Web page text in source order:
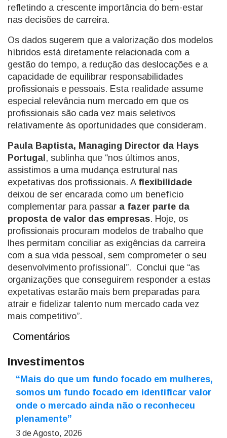
refletindo a crescente importância do bem-estar
nas decisões de carreira.
Os dados sugerem que a valorização dos modelos
híbridos está diretamente relacionada com a
gestão do tempo, a redução das deslocações e a
capacidade de equilibrar responsabilidades
profissionais e pessoais. Esta realidade assume
especial relevância num mercado em que os
profissionais são cada vez mais seletivos
relativamente às oportunidades que consideram.
Paula Baptista, Managing Director da Hays
Portugal, sublinha que “nos últimos anos,
assistimos a uma mudança estrutural nas
expetativas dos profissionais. A flexibilidade
deixou de ser encarada como um benefício
complementar para passar a fazer parte da
proposta de valor das empresas. Hoje, os
profissionais procuram modelos de trabalho que
lhes permitam conciliar as exigências da carreira
com a sua vida pessoal, sem comprometer o seu
desenvolvimento profissional”. Conclui que “as
organizações que conseguirem responder a estas
expetativas estarão mais bem preparadas para
atrair e fidelizar talento num mercado cada vez
mais competitivo”.
Comentários
Investimentos
“Mais do que um fundo focado em mulheres,
somos um fundo focado em identificar valor
onde o mercado ainda não o reconheceu
plenamente”
3 de Agosto, 2026